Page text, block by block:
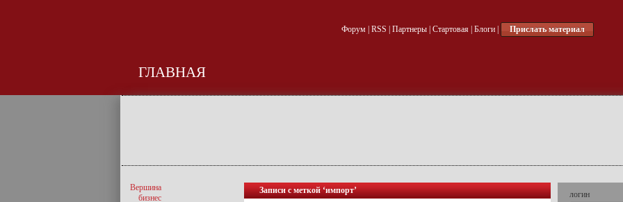
Форум| RSS Партнеры| Стартовая| Блоги| Прислать материал
ГЛАВНАЯ
Записи с меткой ‘импорт’
Вершина
бизнес
логин